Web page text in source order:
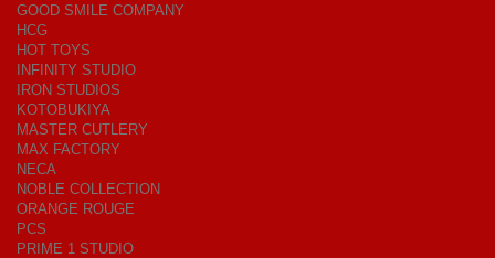
GOOD SMILE COMPANY
HCG
HOT TOYS
INFINITY STUDIO
IRON STUDIOS
KOTOBUKIYA
MASTER CUTLERY
MAX FACTORY
NECA
NOBLE COLLECTION
ORANGE ROUGE
PCS
PRIME 1 STUDIO